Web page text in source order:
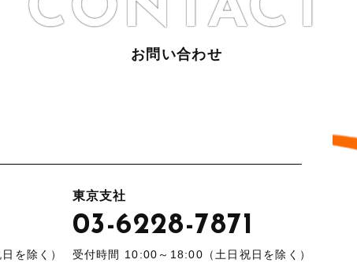
お問い合わせ
を除く）
東京支社
03-6228-7871
受付時間 10:00～18:00（土日祝日を除く）